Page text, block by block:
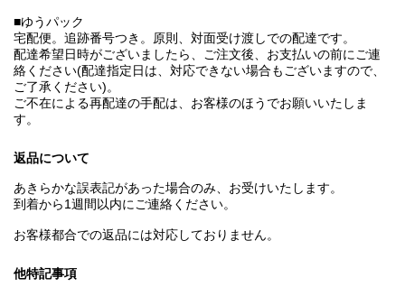
■ゆうパック
宅配便。追跡番号つき。原則、対面受け渡しでの配達です。
配達希望日時がございましたら、ご注文後、お支払いの前にご連
絡ください(配達指定日は、対応できない場合もございますので、
ご了承ください)。
ご不在による再配達の手配は、お客様のほうでお願いいたしま
す。
返品について
あきらかな誤表記があった場合のみ、お受けいたします。
到着から1週間以内にご連絡ください。
お客様都合での返品には対応しておりません。
他特記事項